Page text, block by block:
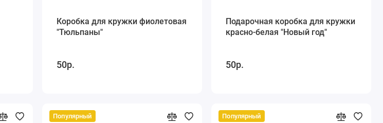
Коробка для кружки фиолетовая
"Тюльпаны"
50р.
Подарочная коробка для кружки
красно-белая "Новый год"
50р.
Популярный Популярный